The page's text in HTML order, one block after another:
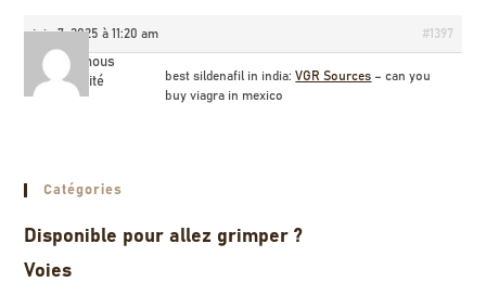
juin 7, 2025 à 11:20 am #1397
Billyamous
Invité
best sildenafil in india:VGR Sources – can you
buy viagra in mexico
Catégories
Disponible pour allez grimper ?
Voies